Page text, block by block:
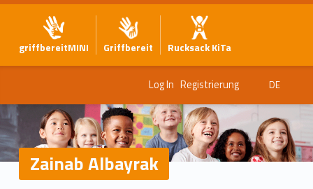
griffbereitMINI Griffbereit Rucksack KiTa
Log In Registrierung DE
Zainab Albayrak